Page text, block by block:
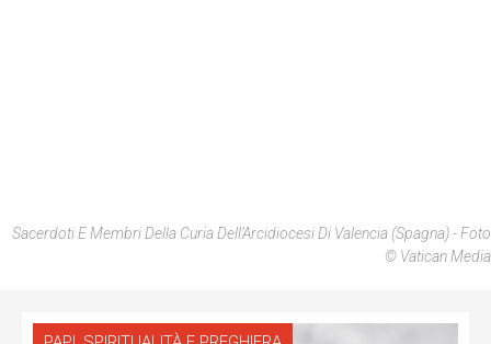
Sacerdoti E Membri Della Curia Dell’Arcidiocesi Di Valencia (Spagna) - Foto
© Vatican Media